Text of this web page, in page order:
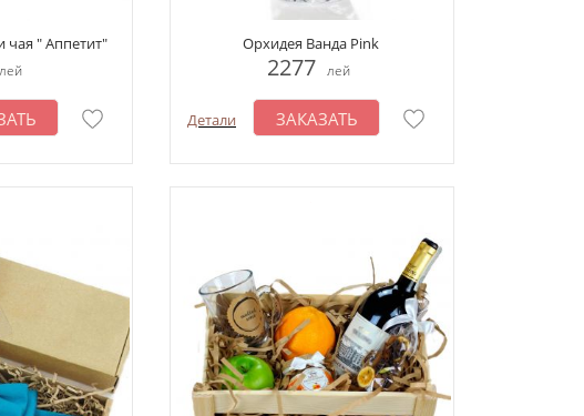
чая " Аппетит"
лей
Орхидея Ванда Pink
2277 лей
Детали ЗАКАЗАТЬ